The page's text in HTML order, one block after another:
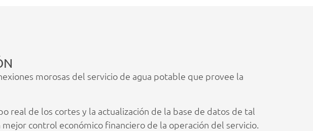
morosas del servicio de agua potable que provee la
real de los cortes y la actualización de la base de datos de tal
control económico financiero de la operación del servicio.